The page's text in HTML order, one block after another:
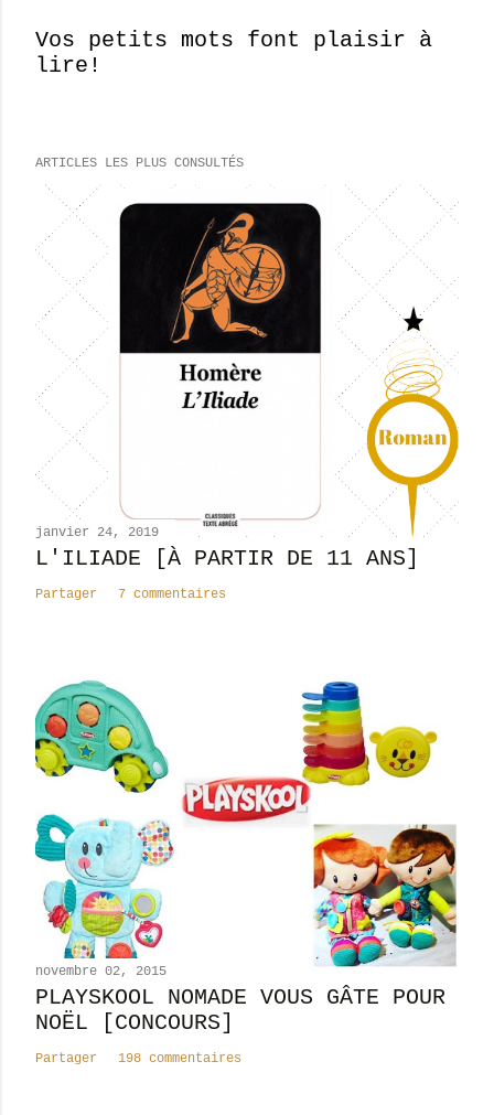
E
g
t
r
c
m
n
t
i
Vos petits mots font plaisir à
lire!
ARTICLES LES PLUS CONSULTÉS
janvier 24, 2019
L'ILIADE [À PARTIR DE 11 ANS]
Partager 7 commentaires
novembre 02, 2015
PLAYSKOOL NOMADE VOUS GÂTE POUR
NOËL [CONCOURS]
Partager 198 commentaires